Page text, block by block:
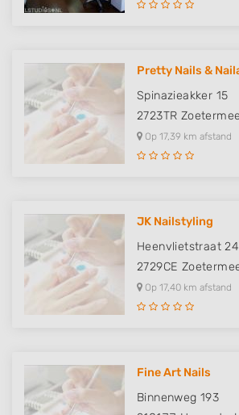
Pretty Nails &
Spinazieakker 15
2723TR
Op 17,39 km afstand
JK Nailstyling
Heenvlietstraat 24
2729CE
Op 17,40 km afstand
Fine Art Nails
Binnenweg 193